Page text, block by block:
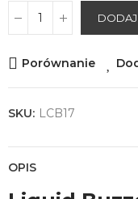
Porównanie
SKU: LCB17
OPIS